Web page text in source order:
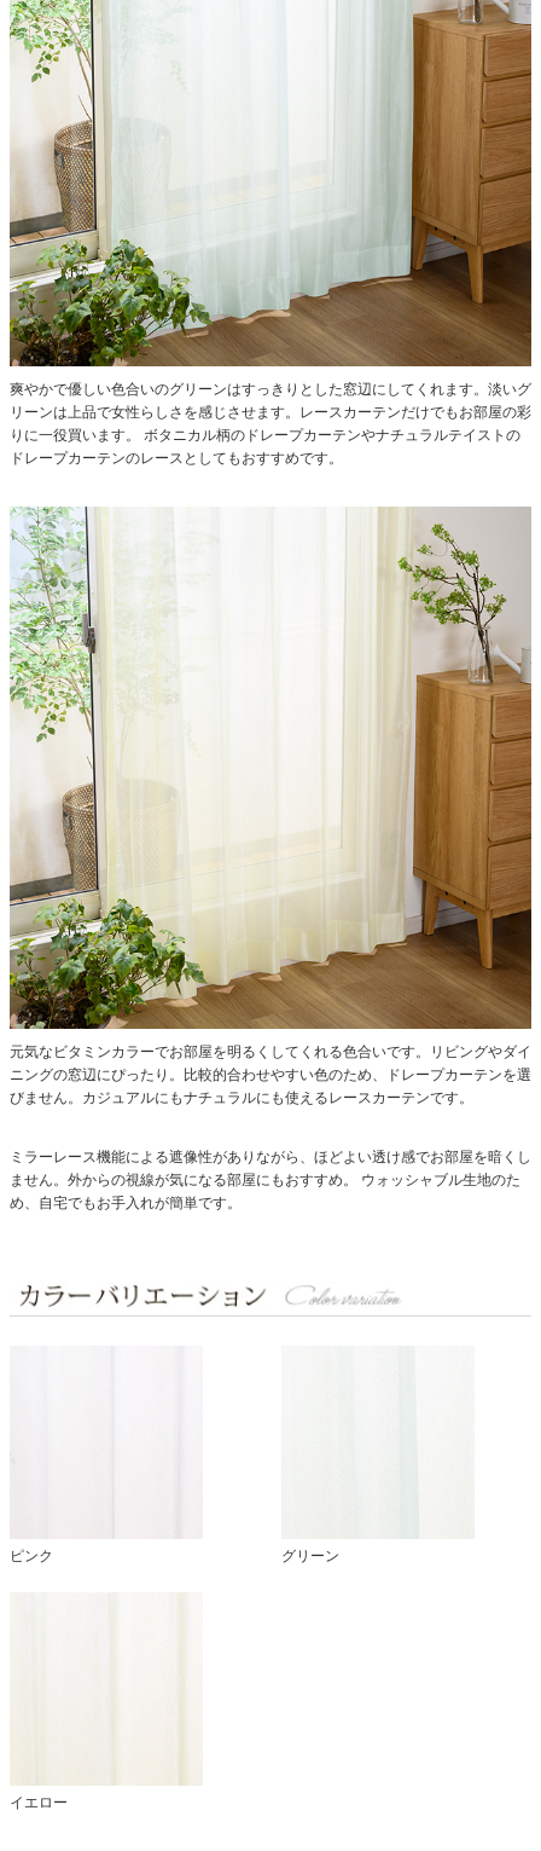
爽やかで優しい色合いのグリーンはすっきりとした窓辺にしてくれます。淡いグ
リーンは上品で女性らしさを感じさせます。レースカーテンだけでもお部屋の彩
りに一役買います。
ボタニカル柄のドレープカーテンやナチュラルテイストの
ドレープカーテンのレースとしてもおすすめです。
元気なビタミンカラーでお部屋を明るくしてくれる色合いです。リビングやダイ
ニングの窓辺にぴったり。比較的合わせやすい色のため、ドレープカーテンを選
びません。カジュアルにもナチュラルにも使えるレースカーテンです。
ミラーレース機能による遮像性がありながら、ほどよい透け感でお部屋を暗くし
ません。外からの視線が気になる部屋にもおすすめ。
ウォッシャブル生地のた
め、自宅でもお手入れが簡単です。
ピンク グリーン
イエロー